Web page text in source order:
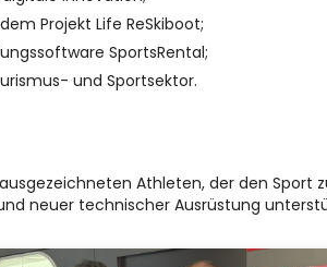
Projekt Life ReSkiboot;
SportsRental;
und Sportsektor.
Athleten, der den Sport
neuer technischer Ausrüstung